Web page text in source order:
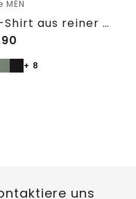
MEN
Basic T-Shirt aus reiner Baumwolle
+ 8
uns